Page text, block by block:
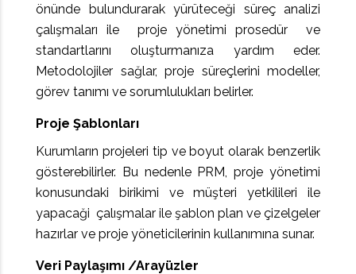
önünde bulundurarak yürüteceği süreç analizi
çalışmaları ile proje yönetimi prosedür ve
standartlarını oluşturmanıza yardım eder.
Metodolojiler sağlar, proje süreçlerini modeller,
görev tanımı ve sorumlulukları belirler.
Proje Şablonları
Kurumların projeleri tip ve boyut olarak benzerlik
gösterebilirler. Bu nedenle PRM, proje yönetimi
konusundaki birikimi ve müşteri yetkilileri ile
yapacaği çalışmalar ile şablon plan ve çizelgeler
hazırlar ve proje yöneticilerinin kullanımına sunar.
Veri Paylaşımı /Arayüzler